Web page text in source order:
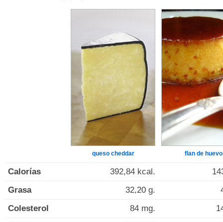
queso cheddar flan de huevo
Calorías 392,84 kcal.
Grasa
32,20 g.
Colesterol
84 mg.